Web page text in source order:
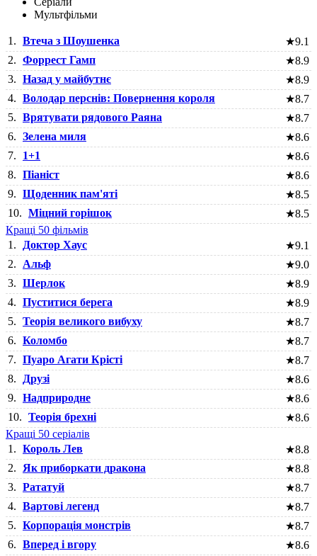
Мультфільми
1. Втеча з Шоушенка ★9.1
2. Форрест Гамп ★8.9
3. Назад у майбутнє ★8.9
4. Володар перснів: Повернення короля ★8.7
5. Врятувати рядового Раяна ★8.7
6. Зелена миля ★8.6
7.
1+1 ★8.6
8. Піаніст ★8.6
9. Щоденник пам'яті ★8.5
10. Міцний горішок ★8.5
Кращі 50 фільмів
1.
Доктор Хаус ★9.1
2.
Альф ★9.0
3. Шерлок ★8.9
4. Пуститися берега ★8.9
5. Теорія великого вибуху ★8.7
6. Коломбо ★8.7
7. Пуаро Агати Крісті ★8.7
8.
Друзі ★8.6
9. Надприродне ★8.6
10. Теорія брехні ★8.6
Кращі 50 серіалів
1. Король Лев ★8.8
2.
Як приборкати дракона ★8.8
3. Рататуй ★8.7
4. Вартові легенд ★8.7
5. Корпорація монстрів ★8.7
6. Вперед і вгору ★8.6